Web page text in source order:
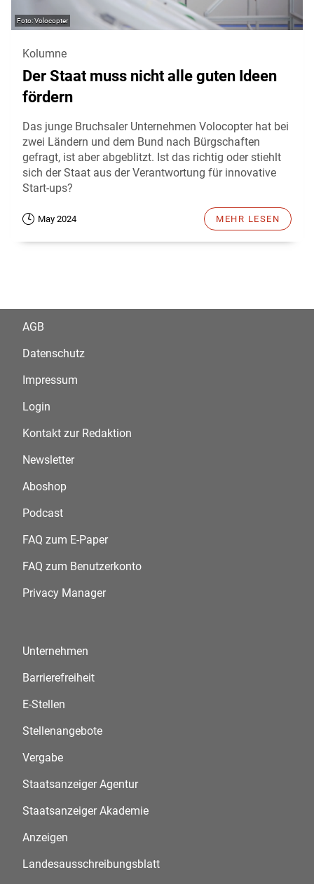
Volocopter
Kolumne
Der Staat muss nicht alle guten Ideen
fördern
Das junge Bruchsaler Unternehmen Volocopter hat bei
zwei Ländern und dem Bund nach Bürgschaften
gefragt, ist aber abgeblitzt. Ist das richtig oder stiehlt
sich der Staat aus der Verantwortung für innovative
Start-ups?
May 2024 MEHR LESEN
AGB
Datenschutz
Impressum
Login
Kontakt zur Redaktion
Newsletter
Aboshop
Podcast
FAQ zum E-Paper
FAQ zum Benutzerkonto
Privacy Manager
Unternehmen
Barrierefreiheit
E-Stellen
Stellenangebote
Vergabe
Staatsanzeiger Agentur
Staatsanzeiger Akademie
Anzeigen
Landesausschreibungsblatt